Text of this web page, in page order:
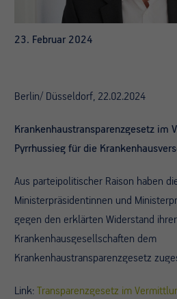
23. Februar 2024
Berlin/ Düsseldorf, 22.02.2024
Krankenhaustransparenzgesetz im
Pyrrhussieg für die
Aus parteipolitischer Raison haben
Ministerpräsidentinnen und
gegen den erklärten Widerstand ihrer
Krankenhausgesellschaften dem
Krankenhaustransparenzgesetz
Link: Transparenzgesetz im